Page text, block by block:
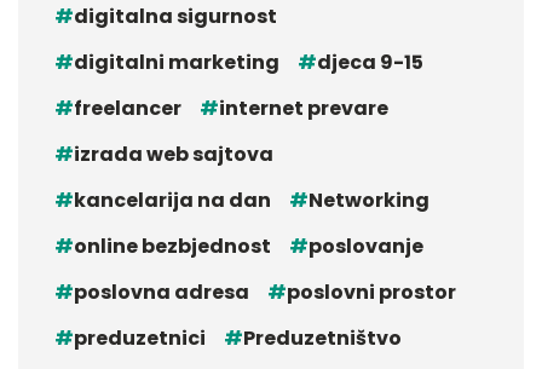
digitalna sigurnost
digitalni marketing
djeca 9-15
freelancer
internet prevare
izrada web sajtova
kancelarija na dan
Networking
online bezbjednost
poslovanje
poslovna adresa
poslovni prostor
preduzetnici
Preduzetništvo